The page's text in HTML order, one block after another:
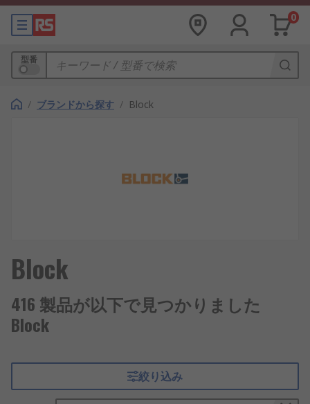
0
型番
/ ブランドから探す / Block
Block
416 製品が以下で見つかりました
Block
絞り込み